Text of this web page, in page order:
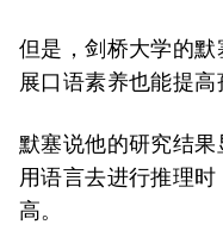
但是，剑桥大学的
展口语素养也能提高
默塞说他的研究结果
用语言去进行推理
高。